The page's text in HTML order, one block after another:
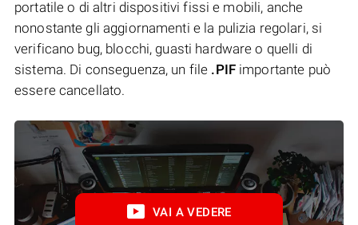
portatile o di altri dispositivi fissi e mobili, anche
nonostante gli aggiornamenti e la pulizia regolari, si
verificano bug, blocchi, guasti hardware o quelli di
sistema. Di conseguenza, un file .PIFimportante può
essere cancellato.
VAI A VEDERE